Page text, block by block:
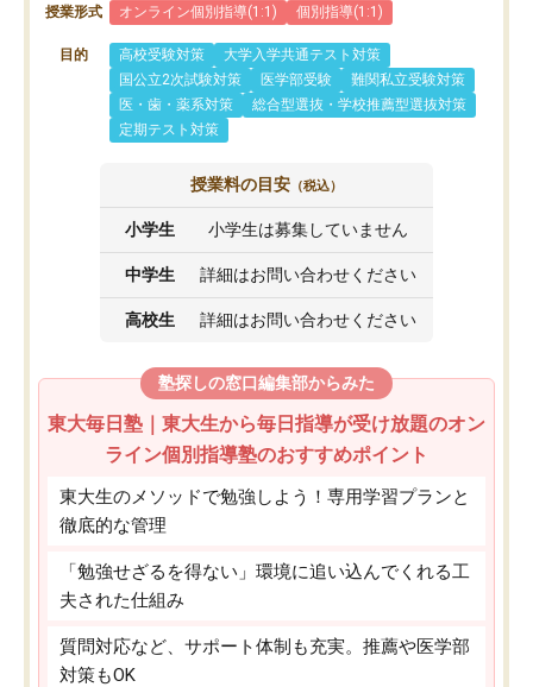
授業形式 オンライン個別指導(1:1) 個別指導(1:1)
目的 高校受験対策
大学入学共通テスト対策
国公立2次試験対策
医学部受験
難関私立受験対策
医・歯・薬系対策
総合型選抜・学校推薦型選抜対策
定期テスト対策
授業料の目安 （税込）
小学生 小学生は募集していません
中学生 詳細はお問い合わせください
高校生 詳細はお問い合わせください
塾探しの窓口編集部からみた
東大毎日塾｜東大生から毎日指導が受け放題のオン
ライン個別指導塾のおすすめポイント
東大生のメソッドで勉強しよう！専用学習プランと
徹底的な管理
「勉強せざるを得ない」環境に追い込んでくれる工
夫された仕組み
質問対応など、サポート体制も充実。推薦や医学部
対策もOK